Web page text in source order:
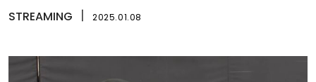
STREAMING 2025.01.08